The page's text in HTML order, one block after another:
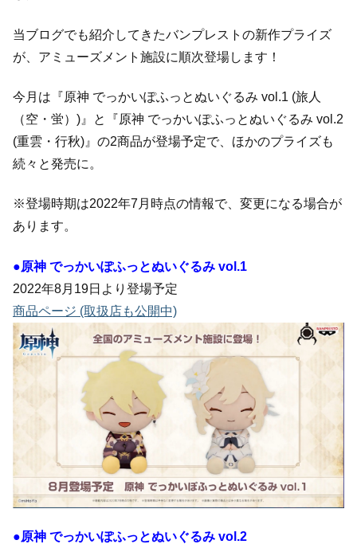
当ブログでも紹介してきたバンプレストの新作プライズ
が、アミューズメント施設に順次登場します！
今月は『原神 でっかいぽふっとぬいぐるみ vol.1 (旅人
（空・蛍）)』と『原神 でっかいぽふっとぬいぐるみ vol.2
(重雲・行秋)』の2商品が登場予定で、ほかのプライズも
続々と発売に。
※登場時期は2022年7月時点の情報で、変更になる場合が
あります。
●原神 でっかいぽふっとぬいぐるみ vol.1
2022年8月19日より登場予定
商品ページ (取扱店も公開中)
●原神 でっかいぽふっとぬいぐるみ vol.2